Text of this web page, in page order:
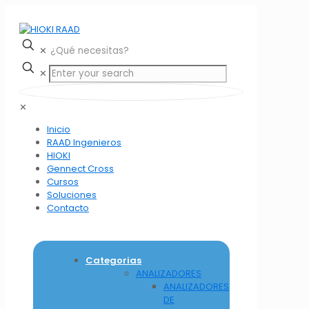
✕
✕
✕
Inicio
RAAD Ingenieros
HIOKI
Gennect Cross
Cursos
Soluciones
Contacto
Categorias
ANALIZADORES
ANALIZADORES
DE